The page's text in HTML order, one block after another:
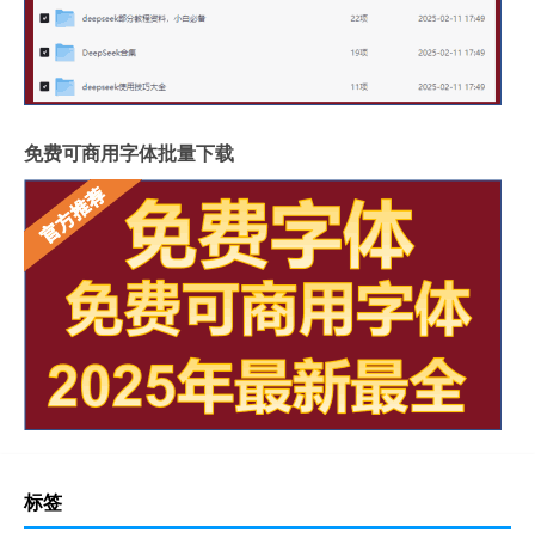
免费可商用字体批量下载
标签